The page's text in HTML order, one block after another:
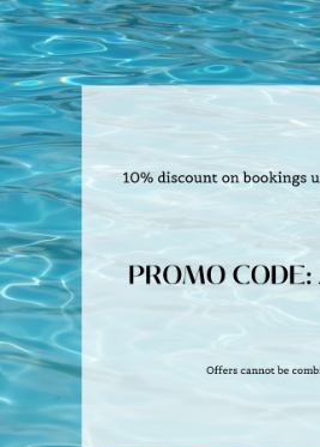
Catalan
un toque